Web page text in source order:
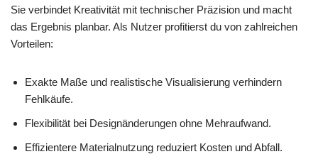
Sie verbindet Kreativität mit technischer Präzision und macht
das Ergebnis planbar. Als Nutzer profitierst du von zahlreichen
Vorteilen:
Exakte Maße und realistische Visualisierung verhindern
Fehlkäufe.
Flexibilität bei Designänderungen ohne Mehraufwand.
Effizientere Materialnutzung reduziert Kosten und Abfall.